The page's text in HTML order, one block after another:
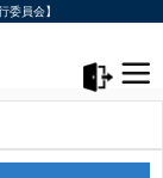
委員会】